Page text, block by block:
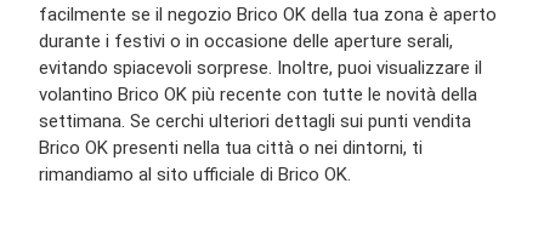
facilmente se il negozio Brico OK della tua zona è aperto
durante i festivi o in occasione delle aperture serali,
evitando spiacevoli sorprese. Inoltre, puoi visualizzare il
volantino Brico OK più recente con tutte le novità della
settimana. Se cerchi ulteriori dettagli sui punti vendita
Brico OK presenti nella tua città o nei dintorni, ti
rimandiamo al sito ufficiale di Brico OK.